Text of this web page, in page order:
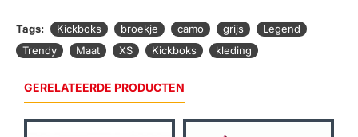
Tags: Kickboks broekje camo grijs
Legend
Trendy
Maat XS Kickboks kleding
GERELATEERDE PRODUCTEN